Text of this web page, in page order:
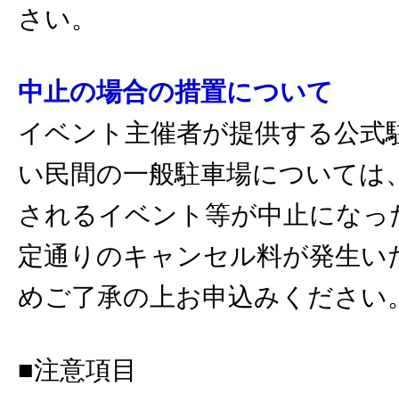
さい。
中止の場合の措置について
イベント主催者が提供する公式
い民間の一般駐車場については
されるイベント等が中止になっ
定通りのキャンセル料が発生い
めご了承の上お申込みください
■注意項目